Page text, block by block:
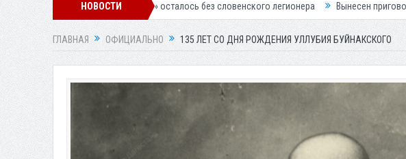
НОВОСТИ
«Динамо» осталось без словенского легионера Вынесен приговор по делу о
ГЛАВНАЯ ОФИЦИАЛЬНО 135 ЛЕТ СО ДНЯ РОЖДЕНИЯ УЛЛУБИЯ БУЙНАКСКОГО